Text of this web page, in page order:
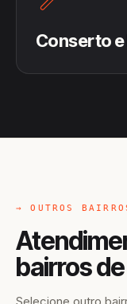
Conserto
→ OUTROS
bairros